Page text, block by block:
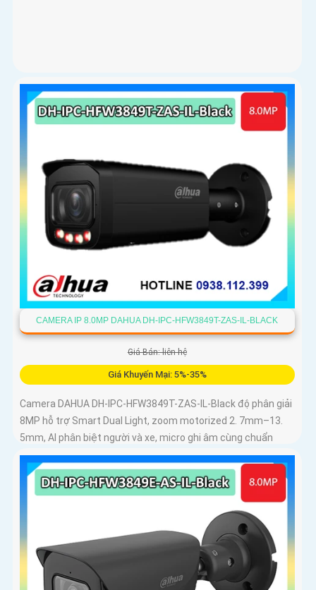
CAMERA IP 8.0MP DAHUA DH-IPC-HFW3849T-ZAS-IL-BLACK
Giá Bán: liên hệ
Giá Khuyến Mại: 5%-35%
Camera DAHUA DH-IPC-HFW3849T-ZAS-IL-Black độ phân giải
8MP hỗ trợ Smart Dual Light, zoom motorized 2. 7mm–13.
5mm, AI phân biệt người và xe, micro ghi âm cùng chuẩn
IP67 chống bụi nước